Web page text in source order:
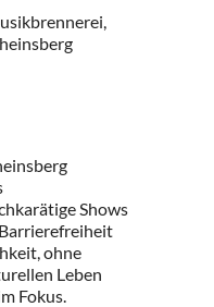
Shows
ohne
Leben
Fokus.